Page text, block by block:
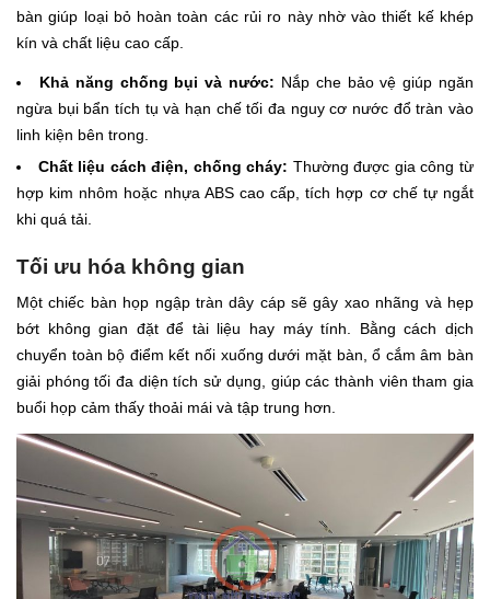
bàn giúp loại bỏ hoàn toàn các rủi ro này nhờ vào thiết kế khép
kín và chất liệu cao cấp.
Khả năng chống bụi và nước: Nắp che bảo vệ giúp ngăn
ngừa bụi bẩn tích tụ và hạn chế tối đa nguy cơ nước đổ tràn vào
linh kiện bên trong.
Chất liệu cách điện, chống cháy: Thường được gia công từ
hợp kim nhôm hoặc nhựa ABS cao cấp, tích hợp cơ chế tự ngắt
khi quá tải.
Tối ưu hóa không gian
Một chiếc bàn họp ngập tràn dây cáp sẽ gây xao nhãng và hẹp
bớt không gian đặt để tài liệu hay máy tính. Bằng cách dịch
chuyển toàn bộ điểm kết nối xuống dưới mặt bàn, ổ cắm âm bàn
giải phóng tối đa diện tích sử dụng, giúp các thành viên tham gia
buổi họp cảm thấy thoải mái và tập trung hơn.